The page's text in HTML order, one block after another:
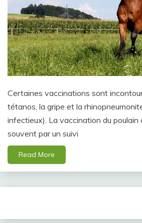
Certaines vaccinations sont
tétanos, la gripe et la
infectieux). La vaccination du poulain
souvent par un suivi
Read More